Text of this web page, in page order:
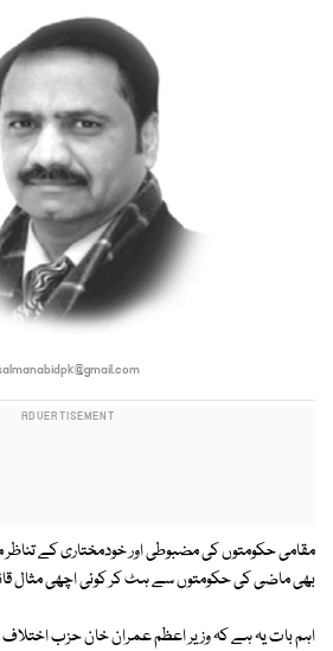
مقامی حکومتوں کی مضبوطی اور خودمختاری کے
بھی ماضی کی حکومتوں سے ہٹ کر کوئی اچھی مثال
اہم بات یہ ہے کہ وزیر اعظم عمران خان حزب